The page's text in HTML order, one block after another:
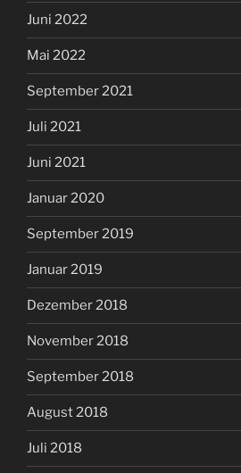
Juni 2022
Mai 2022
September 2021
Juli 2021
Juni 2021
Januar 2020
September 2019
Januar 2019
Dezember 2018
November 2018
September 2018
August 2018
Juli 2018